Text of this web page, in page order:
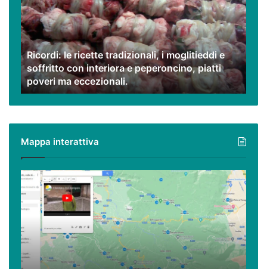
tradizionali,
i
moglitieddi
e
soffritto
con
interiora
e
peperoncino,
ma
eccezionali.
Ricordi: le ricette tradizionali, i moglitieddi e
soffritto con interiora e peperoncino, piatti
poveri ma eccezionali.
Mappa interattiva
Cilento,
Vallo
di
Diano
ed
Alburni
(e
dintorni)